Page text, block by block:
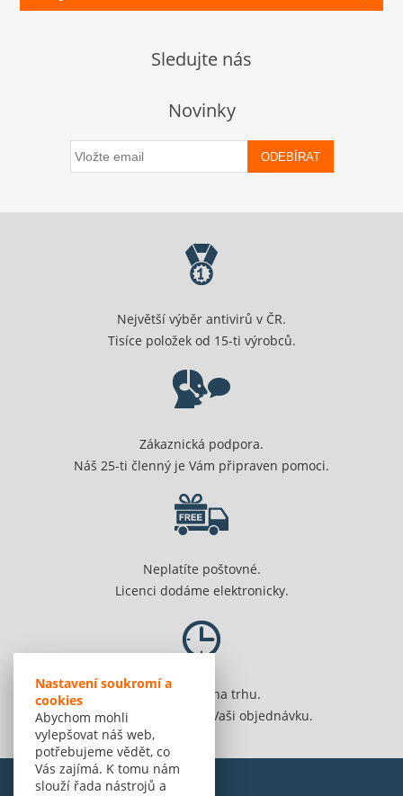
Nastavení soukromí a
cookies
Abychom mohli
vylepšovat náš web,
potřebujeme vědět, co
Vás zajímá. K tomu nám
slouží řada nástrojů a
Sledujte nás
Novinky
ODEBÍRAT
Největší výběr antivirů v ČR.
Tisíce položek od 15-ti výrobců.
Zákaznická podpora.
Náš 25-ti členný je Vám připraven pomoci.
Neplatíte poštovné.
Licenci dodáme elektronicky.
Jsme 20 let na trhu.
Spolehlivě vyřídíme Vaši objednávku.